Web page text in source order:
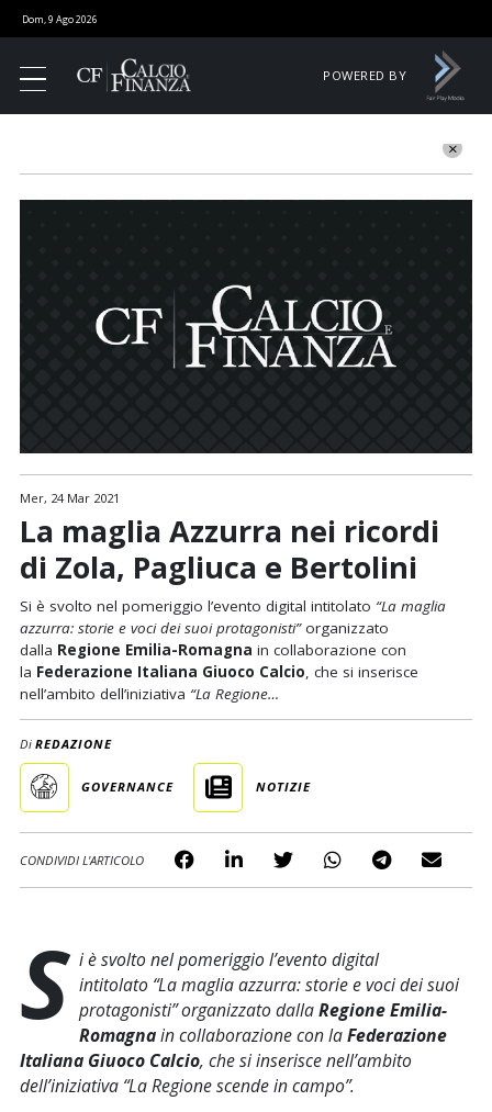
Dom, 9 Ago 2026
POWERED BY
Mer, 24 Mar 2021
La maglia Azzurra nei ricordi
di Zola, Pagliuca e Bertolini
Si è svolto nel pomeriggio l’evento digital intitolato “La maglia
azzurra: storie e voci dei suoi protagonisti”organizzato
dalla Regione Emilia-Romagna in collaborazione con
la Federazione Italiana Giuoco Calcio, che si inserisce
nell’ambito dell’iniziativa “La Regione…
Di REDAZIONE
GOVERNANCE NOTIZIE
CONDIVIDI L'ARTICOLO
S i è svolto nel pomeriggio l’evento digital
intitolato “La maglia azzurra: storie e voci dei suoi
protagonisti”organizzato dallaRegione Emilia-
Romagnain collaborazione con laFederazione
Italiana Giuoco Calcio, che si inserisce nell’ambito
dell’iniziativa “La Regione scende in campo”.